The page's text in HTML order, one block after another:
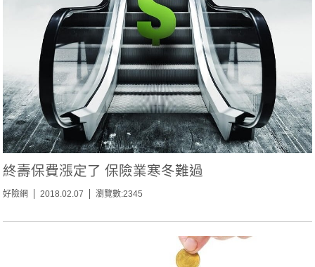
終壽保費漲定了 保險業寒冬難過
好險網 2018.02.07 瀏覽數:2345